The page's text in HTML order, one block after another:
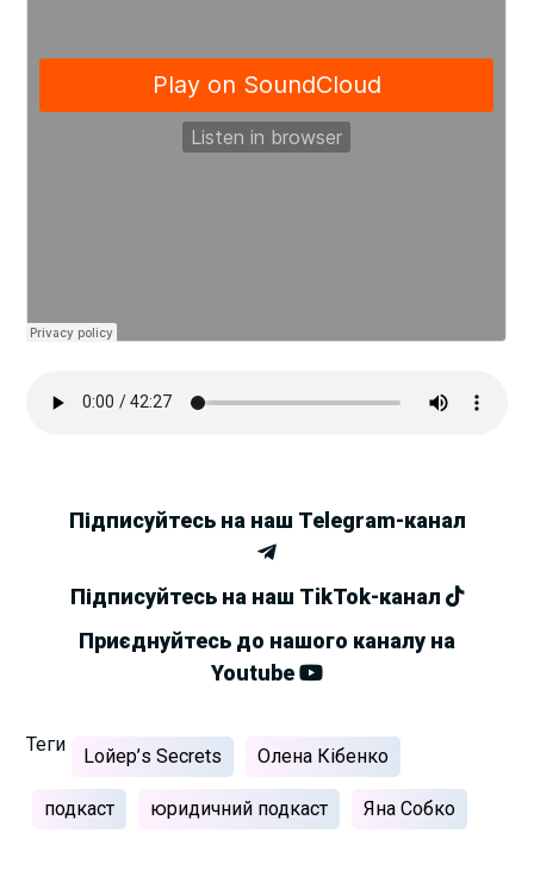
Підписуйтесь на наш Telegram-канал
Підписуйтесь на наш TikTok-канал
Приєднуйтесь до нашого каналу на
Youtube
Теги
Lойер’s Secrets Олена Кібенко
подкаст юридичний подкаст Яна Собко